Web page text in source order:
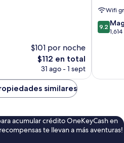
$101 por noche
El
precio
es
$112 en total
31 ago - 1 sept
de
la
ciudad
Wifi
9.2
de
9.2
similares
acumular crédito OneKeyCash en
te llevan a más aventuras!